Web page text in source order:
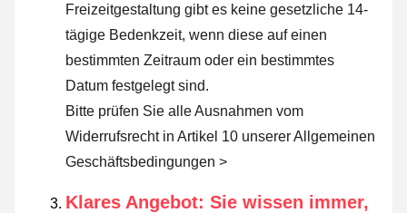
Freizeitgestaltung gibt es keine gesetzliche 14-
tägige Bedenkzeit, wenn diese auf einen
bestimmten Zeitraum oder ein bestimmtes
Datum festgelegt sind.
Bitte prüfen Sie alle Ausnahmen vom
Widerrufsrecht in Artikel 10 unserer Allgemeinen
Geschäftsbedingungen >
Klares Angebot: Sie wissen immer,